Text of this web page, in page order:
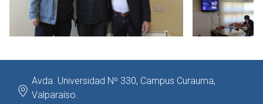
Avda. Universidad Nº 330, Campus Curauma,
Valparaíso.